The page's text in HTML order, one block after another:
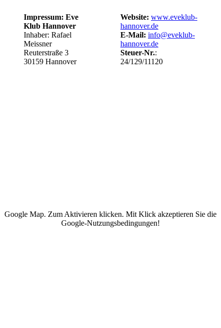
Impressum: Eve
Klub Hannover
Inhaber: Rafael
Meissner
Reuterstraße 3
30159 Hannover
Website: www.eveklub-
hannover.de
E-Mail: info@eveklub-
hannover.de
Steuer-Nr.:
24/129/11120
Google Map. Zum Aktivieren klicken. Mit Klick akzeptieren Sie die
Google-Nutzungsbedingungen!